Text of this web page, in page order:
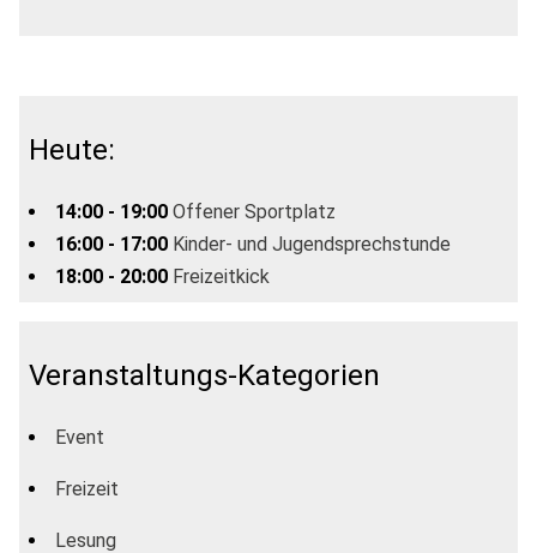
Heute:
14:00 - 19:00 Offener Sportplatz
16:00 - 17:00 Kinder- und Jugendsprechstunde
18:00 - 20:00 Freizeitkick
Veranstaltungs-Kategorien
Event
Freizeit
Lesung